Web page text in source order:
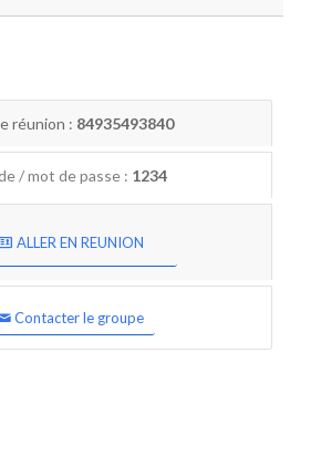
réunion : 84935493840
/ mot de passe : 1234
ALLER EN REUNION
Contacter le groupe